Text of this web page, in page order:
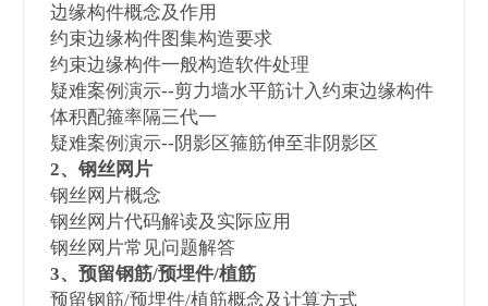
边缘构件概念及作用
约束边缘构件图集构造要求
约束边缘构件一般构造软件处理
疑难案例演示--剪力墙水平筋计入约束边缘构件
体积配箍率隔三代一
疑难案例演示--阴影区箍筋伸至非阴影区
2、钢丝网片
钢丝网片概念
钢丝网片代码解读及实际应用
钢丝网片常见问题解答
3、预留钢筋/预埋件/植筋
预留钢筋/预埋件/植筋概念及计算方式